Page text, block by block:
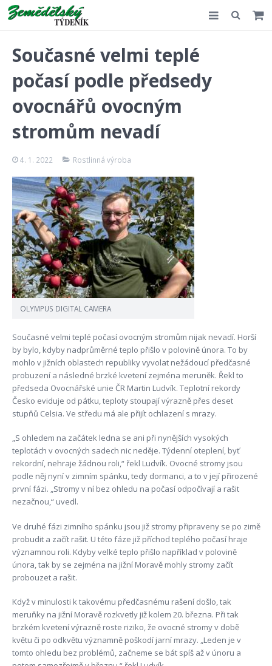
Akce
Současné velmi teplé
počasí podle předsedy
ovocnářů ovocným
stromům nevadí
4. 1. 2022 Rostlinná výroba
OLYMPUS DIGITAL CAMERA
Současné velmi teplé počasí ovocným stromům nijak nevadí. Horší
by bylo, kdyby nadprůměrné teplo přišlo v polovině února. To by
mohlo v jižních oblastech republiky vyvolat nežádoucí předčasné
probuzení a následné brzké kvetení zejména meruněk. Řekl to
předseda Ovocnářské unie ČR Martin Ludvík. Teplotní rekordy
Česko eviduje od pátku, teploty stoupají výrazně přes deset
stupňů Celsia. Ve středu má ale přijít ochlazení s mrazy.
„S ohledem na začátek ledna se ani při nynějších vysokých
teplotách v ovocných sadech nic neděje. Týdenní oteplení, byť
rekordní, nehraje žádnou roli,“ řekl Ludvík. Ovocné stromy jsou
podle něj nyní v zimním spánku, tedy dormanci, a to v její přirozené
první fázi. „Stromy v ní bez ohledu na počasí odpočívají a rašit
nezačnou,“ uvedl.
Ve druhé fázi zimního spánku jsou již stromy připraveny se po zimě
probudit a začít rašit. U této fáze již příchod teplého počasí hraje
významnou roli. Kdyby velké teplo přišlo například v polovině
února, tak by se zejména na jižní Moravě mohly stromy začít
probouzet a rašit.
Když v minulosti k takovému předčasnému rašení došlo, tak
meruňky na jižní Moravě rozkvetly již kolem 20. března. Při tak
brzkém kvetení výrazně roste riziko, že ovocné stromy v době
květu či po odkvětu významně poškodí jarní mrazy. „Leden je v
tomto ohledu bez problémů, začneme se bát spíš až v únoru a